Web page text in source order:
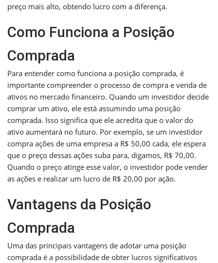
preço mais alto, obtendo lucro com a diferença.
Como Funciona a Posição
Comprada
Para entender como funciona a posição comprada, é
importante compreender o processo de compra e venda de
ativos no mercado financeiro. Quando um investidor decide
comprar um ativo, ele está assumindo uma posição
comprada. Isso significa que ele acredita que o valor do
ativo aumentará no futuro. Por exemplo, se um investidor
compra ações de uma empresa a R$ 50,00 cada, ele espera
que o preço dessas ações suba para, digamos, R$ 70,00.
Quando o preço atinge esse valor, o investidor pode vender
as ações e realizar um lucro de R$ 20,00 por ação.
Vantagens da Posição
Comprada
Uma das principais vantagens de adotar uma posição
comprada é a possibilidade de obter lucros significativos